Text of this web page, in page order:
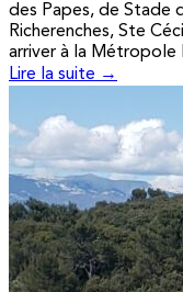
des Papes, de Stade
Richerenches, Ste
arriver à la Métropole
Lire la suite →